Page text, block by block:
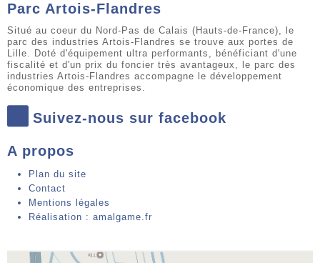
Parc Artois-Flandres
Situé au coeur du Nord-Pas de Calais (Hauts-de-France), le
parc des industries Artois-Flandres se trouve aux portes de
Lille. Doté d'équipement ultra performants, bénéficiant d'une
fiscalité et d'un prix du foncier très avantageux, le parc des
industries Artois-Flandres accompagne le développement
économique des entreprises.
Suivez-nous sur facebook
A propos
Plan du site
Contact
Mentions légales
Réalisation : amalgame.fr